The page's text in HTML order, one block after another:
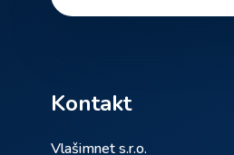
Kontakt
Vlašimnet s.r.o.